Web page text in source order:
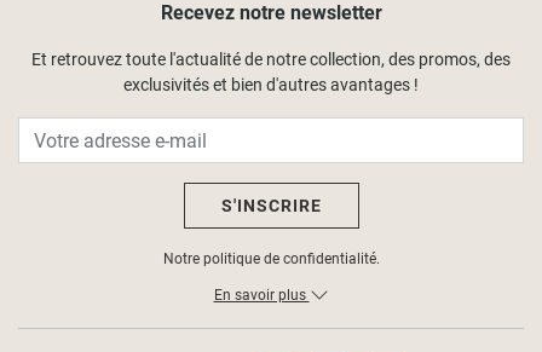
Recevez notre newsletter
Et retrouvez toute l'actualité de notre collection, des promos, des
exclusivités et bien d'autres avantages !
S'INSCRIRE
Notre politique de confidentialité.
En savoir plus